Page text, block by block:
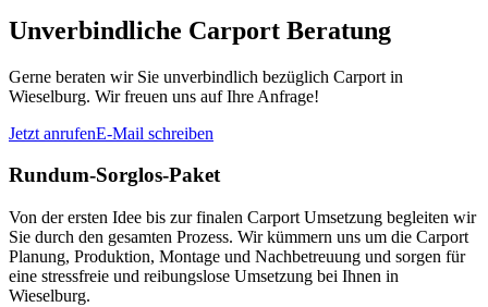
Unverbindliche Carport Beratung
Gerne beraten wir Sie unverbindlich bezüglich Carport in
Wieselburg. Wir freuen uns auf Ihre Anfrage!
Jetzt anrufenE-Mail schreiben
Rundum-Sorglos-Paket
Von der ersten Idee bis zur finalen Carport Umsetzung begleiten wir
Sie durch den gesamten Prozess. Wir kümmern uns um die Carport
Planung, Produktion, Montage und Nachbetreuung und sorgen für
eine stressfreie und reibungslose Umsetzung bei Ihnen in
Wieselburg.